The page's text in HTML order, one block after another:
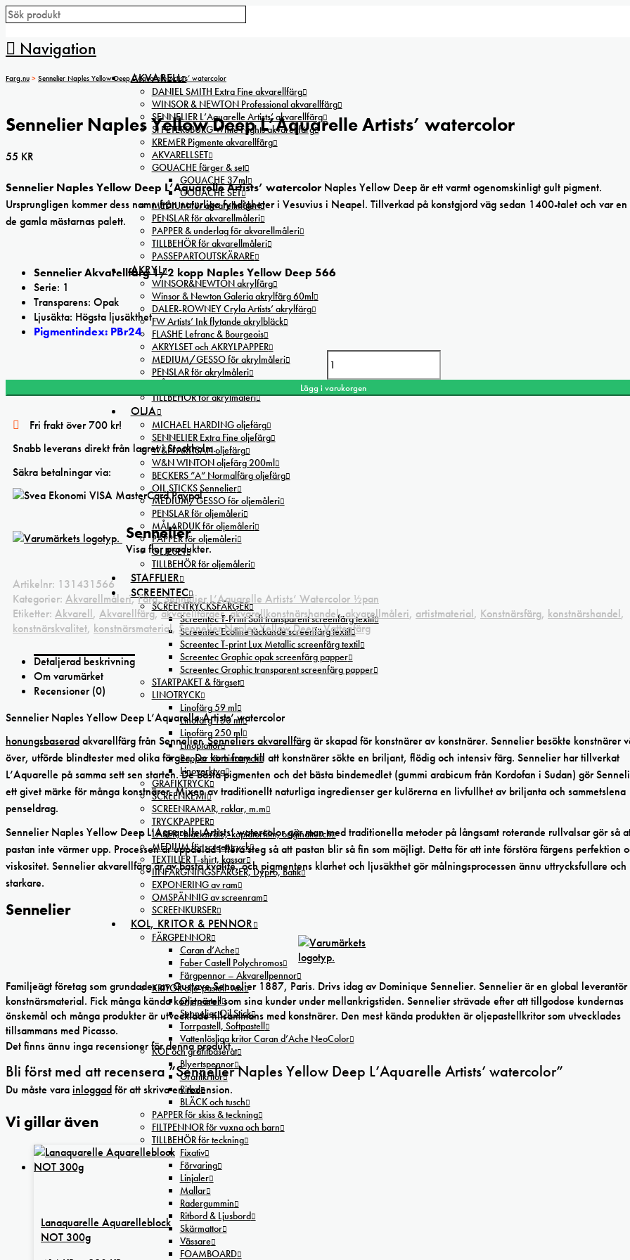
Navigation
AKVARELL
DANIEL SMITH Extra Fine akvarellfärg
WINSOR & NEWTON Professional akvarellfärg
SENNELIER L’Aquarelle Artists’ akvarellfärg
St PETERSBURG White Nights akvarellfärg
KREMER Pigmente akvarellfärg
AKVARELLSET
GOUACHE färger & set
GOUACHE 37ml
GOUACHE SET
MEDIUM för akvarellmåleri
PENSLAR för akvarellmåleri
PAPPER & underlag för akvarellmåleri
TILLBEHÖR för akvarellmåleri
PASSEPARTOUTSKÄRARE
AKRYL
WINSOR&NEWTON akrylfärg
Winsor & Newton Galeria akrylfärg 60ml
DALER-ROWNEY Cryla Artists’ akrylfärg
FW Artists’ Ink flytande akrylbläck
FLASHE Lefranc & Bourgeois
AKRYLSET och AKRYLPAPPER
MEDIUM/GESSO för akrylmåleri
PENSLAR för akrylmåleri
TILLBEHÖR för akrylmåleri
OLJA
MICHAEL HARDING oljefärg
SENNELIER Extra Fine oljefärg
W&N ARTISAN oljefärg
W&N WINTON oljefärg 200ml
BECKERS ”A” Normalfärg oljefärg
OIL STICKS Sennelier
MEDIUM/GESSO för oljemåleri
PENSLAR för oljemåleri
MÅLARDUK för oljemåleri
PAPPER för oljemåleri
OLJESET
TILLBEHÖR för oljemåleri
STAFFLIER
SCREENTEC
SCREENTRYCKSFÄRGER
Screentec T-Print Soft transparent screenfärg textil
Screentec Ecoline täckande screenfärg textil
Screentec T-print Lux Metallic screenfärg textil
Screentec Graphic opak screenfärg papper
Screentec Graphic transparent screenfärg papper
STARTPAKET & färgset
LINOTRYCK
Linofärg 59 ml
Linofärg 150 ml
Linofärg 250 ml
Linoplattor
Papper för Linotryck
Linoverktyg
GRAFIKTRYCK
SCREENKEMI
SCREENRAMAR, raklar, m.m
TRYCKPAPPER
LASER,-bläckstråle,-kopiatorfilm, oríginaltusch
MEDIUM för screentryck
TEXTILIER T-shirt, kassar
IINFÄRGNINGSFÄRGER, Dypro, Batik
EXPONERING av ram
OMSPÄNNIG av screenram
SCREENKURSER
KOL, KRITOR & PENNOR
FÄRGPENNOR
Caran d’Ache
Faber Castell Polychromos
Färgpennor – Akvarellpennor
KRITOR olje-pastell-vax
Oljepastell
Sennelier Oil Stick
Torrpastell, Softpastell
Vattenlösliga kritor Caran d’Ache NeoColor
KOL och grafitbaserat
Blyertspennor
Grafitkritor
Ritkol
BLÄCK och tusch
PAPPER för skiss & teckning
FILTPENNOR för vuxna och barn
TILLBEHÖR för teckning
Fixativ
Förvaring
Linjaler
Mallar
Radergummin
Ritbord & Ljusbord
Skärmattor
Vässare
FOAMBOARD
Farg.nu > Sennelier Naples Yellow Deep L’Aquarelle Artists’ watercolor
Sennelier Naples Yellow Deep L’Aquarelle Artists’ watercolor
55 KR
Sennelier Naples Yellow Deep L’Aquarelle Artists’ watercolor Naples Yellow Deep är ett varmt ogenomskinligt gult pigment.
Ursprungligen kommer dess namn från naturliga fyndigheter i Vesuvius i Neapel. Tillverkad på konstgjord väg sedan 1400-talet och var
de gamla mästarnas palett.
Sennelier Akvarellfärg 1/2 kopp Naples Yellow Deep 566
Serie: 1
Transparens: Opak
Ljusäkta: Högsta ljusäkthet
Pigmentindex: PBr24
Sennelier Naples Yellow Deep L’Aquarelle Artists’ watercolor mängd
Lägg i varukorgen
Fri frakt över 700 kr!
Snabb leverans direkt från lagret i Stockholm.
Säkra betalningar via:
Sennelier
Visa fler produkter.
Artikelnr: 131431566
Kategorier: Akvarellmåleri,Färg,Sennelier L’Aquarelle Artists’ Watercolor ½pan
Etiketter: Akvarell, Akvarellfärg,akvarellfärger,akvarellkonstnärshandel,akvarellmåleri, artistmaterial, Konstnärsfärg, konstnärshandel,
konstnärskvalitet, konstnärsmaterial, Sennelier Naples Yellow Deep,Vattenfärg
Detaljerad beskrivning
Om varumärket
Recensioner (0)
Sennelier Naples Yellow Deep L’Aquarelle Artists’ watercolor
honungsbaseradakvarellfärg från Sennelier.Senneliers akvarellfärgär skapad för konstnärer av konstnärer. Sennelier besökte konstnärer
över, utförde blindtester med olika färger. De kom fram till att konstnärer sökte en briljant, flödig och intensiv färg. Sennelier har tillverkat
L’Aquarelle på samma sett sen starten. De bästa pigmenten och det bästa bindemedlet (gummi arabicum från Kordofan i Sudan) gör
ett givet märke för många konstnärer. Mixen av traditionellt naturliga ingredienser ger kulörerna en livfullhet av briljanta och sammetslena
penseldrag.
Sennelier Naples Yellow Deep L’Aquarelle Artists’ watercolor gör man med traditionella metoder på långsamt roterande rullvalsar gör så
pastan inte värmer upp. Processen är uppdelad i flera steg så att pastan blir så fin som möjligt. Detta för att inte förstöra färgens perfektion
viskositet. Sennelier akvarellfärg är av bästa kvalité, och pigmentens klarhet och ljusäkthet gör målningsprocessen ännu uttrycksfullare och
starkare.
Sennelier
Familjeägt företag som grundades av Gustave Sennelier 1887, Paris. Drivs idag av Dominique Sennelier. Sennelier är en global leverantör
konstnärsmaterial. Fick många kända konstnärer som sina kunder under mellankrigstiden. Sennelier strävade efter att tillgodose kundernas
önskemål och många produkter är utvecklade tillsammans med konstnärer. Den mest kända produkten är oljepastellkritor som utvecklades
tillsammans med Picasso.
Det finns ännu inga recensioner för denna produkt.
Bli först med att recensera ”Sennelier Naples Yellow Deep L’Aquarelle Artists’ watercolor”
Du måste varainloggadför att skriva en recension.
Vi gillar även
Lanaquarelle Aquarelleblock
NOT 300g